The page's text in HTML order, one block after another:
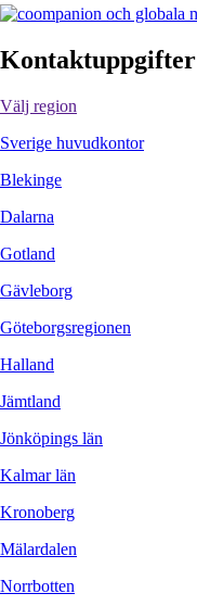
Kontaktuppgifter
Välj region
Sverige huvudkontor
Blekinge
Dalarna
Gotland
Gävleborg
Göteborgsregionen
Halland
Jämtland
Jönköpings län
Kalmar län
Kronoberg
Mälardalen
Norrbotten